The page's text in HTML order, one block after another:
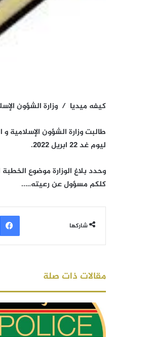
كيفه ميديا / وزارة الشؤون
طالبت وزارة الشؤون الإسلامية
ليوم غد 22 ابريل 2022.
وحدد بلاغ الوزارة موضوع
كلكم مسؤول عن رعيته…..
شاركها
مقالات ذات صلة